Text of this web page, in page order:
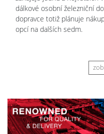
dálkové osobní železniční
dopravce totiž plánuje
opcí na dalších sedm.